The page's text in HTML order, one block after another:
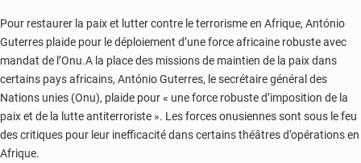
Pour restaurer la paix et lutter contre le terrorisme en Afrique, António
Guterres plaide pour le déploiement d’une force africaine robuste avec
mandat de l’Onu.A la place des missions de maintien de la paix dans
certains pays africains, António Guterres, le secrétaire général des
Nations unies (Onu), plaide pour « une force robuste d’imposition de la
paix et de la lutte antiterroriste ». Les forces onusiennes sont sous le feu
des critiques pour leur inefficacité dans certains théâtres d’opérations en
Afrique.